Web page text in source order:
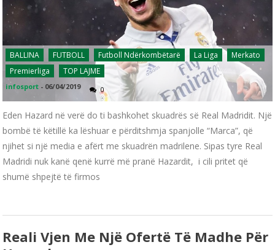
BALLINA FUTBOLL Futboll Ndërkombëtarë La Liga
Merkato
Premierliga
TOP LAJME
infosport - 06/04/2019 0
Eden Hazard në verë do ti bashkohet skuadrës së Real Madridit. Një
bombë të këtillë ka lëshuar e përditshmja spanjolle “Marca”, që
njihet si një media e afërt me skuadrën madrilene. Sipas tyre Real
Madridi nuk kanë qenë kurrë më pranë Hazardit, i cili pritet që
shumë shpejtë të firmos
Reali Vjen Me Një Ofertë Të Madhe Për